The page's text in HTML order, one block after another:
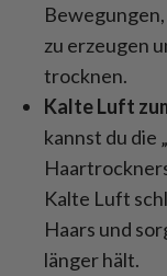
zu erzeugen
trocknen.
Kalte Luft
kannst du die
Kalte Luft
Haars und
länger hält.